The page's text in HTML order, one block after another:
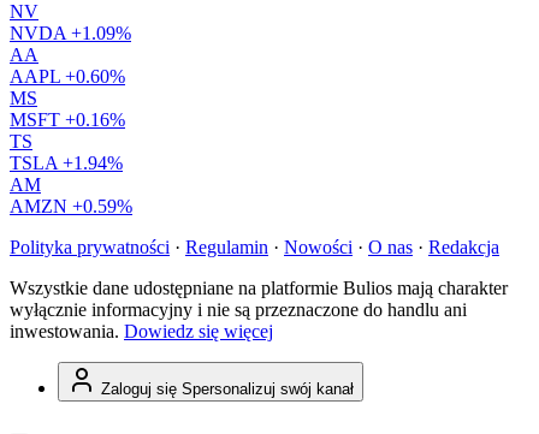
NV
NVDA +1.09%
AA
AAPL +0.60%
MS
MSFT +0.16%
TS
TSLA +1.94%
AM
AMZN +0.59%
Polityka prywatności · Regulamin · Nowości · O nas · Redakcja
Wszystkie dane udostępniane na platformie Bulios mają charakter
wyłącznie informacyjny i nie są przeznaczone do handlu ani
inwestowania. Dowiedz się więcej
Zaloguj się Spersonalizuj swój kanał